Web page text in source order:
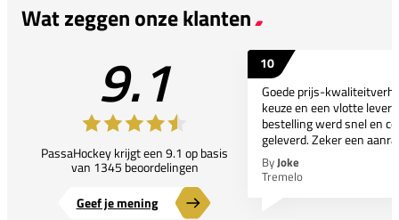
Wat zeggen onze klanten
9.1
PassaHockey krijgt een 9.1 op basis
van 1345 beoordelingen
Geef je mening
10
Goede prijs-
keuze en een vlotte
bestelling werd snel en
geleverd. Zeker een
ByJoke
Tremelo